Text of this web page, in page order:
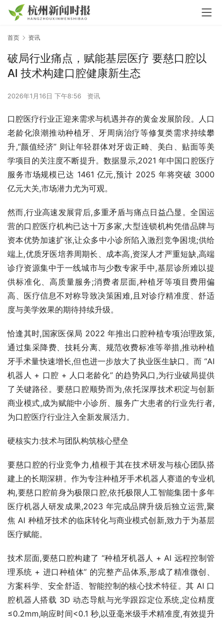
首页 资讯
破局行业痛点，赋能基层医疗 要慈口腔以
AI 技术构建口腔健康新生态
2026年1月16日 下午8:56 资讯
口腔医疗行业正迎来需求与机遇并存的黄金发展阶段。人口
老龄化浪潮推动种植牙、牙周病治疗等修复类需求持续攀
升,“颜值经济” 则让年轻群体对牙齿正畸、美白、贴面等美
学项目的关注度不断提升。数据显示,2021 年中国口腔医疗
服务市场规模已达 1461 亿元,预计 2025 年将突破 3000
亿元大关,市场潜力尤为可观。
然而,行业高速发展背后,多重矛盾与痛点日益凸显。全国运
营的口腔医疗机构已达十万多家,大型连锁机构凭借品牌与
资本优势加速扩张,让众多中小诊所陷入激烈竞争困境;供给
端上,优质牙医培养周期长、成本高,资深人才严重短缺,高端
诊疗资源集中于一线城市与少数专家手中,基层诊所难以提
供标准化、高质量服务;消费者层面,种植牙等项目费用偏
高、医疗信息不对称导致决策困难,且对诊疗精准度、舒适
度与美学效果的期待持续升级。
恰逢其时,国家医保局 2022 年推出口腔种植专项治理政策,
通过集采降费、技耗分离、规范收费标准等举措,推动种植
牙手术量快速增长,但也进一步放大了执业医生缺口。而 “AI
机器人 + 口腔 + 人口老龄化” 的趋势风口,为行业破局提供
了关键路径。要慈口腔顺势而为,依托深厚技术积淀与创新
商业模式,成为赋能中小诊所、服务广大患者的行业先行者,
为口腔医疗行业注入全新发展活力。
硬核实力:技术与团队构筑核心壁垒
要慈口腔的行业竞争力,植根于其在技术研发与核心团队搭
建上的长期深耕。作为专注种植牙手术机器人赛道的专业机
构,要慈口腔前身为极限口腔,依托极限人工智能集团十多年
医疗机器人研发成果,2023 年完成品牌升级后独立运营,聚
焦 AI 种植牙技术的临床转化与商业模式创新,致力于为基层
医疗赋能。
技术层面,要慈口腔构建了 “种植牙机器人 + AI 远程控制管
理系统 + 进口种植体” 的完整产品体系,形成了精准微创、
方案科学、安全舒适、智能控制的核心技术特征。其 AI 口
腔机器人搭载 3D 动态导航与光学跟踪定位系统,定位精度
≤0.2mm,响应时间<0.1 秒,以亚毫米级手术精准度,有效提升